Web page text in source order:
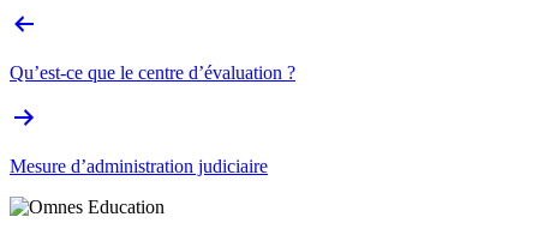
Qu’est-ce que le centre d’évaluation ?
Mesure d’administration judiciaire